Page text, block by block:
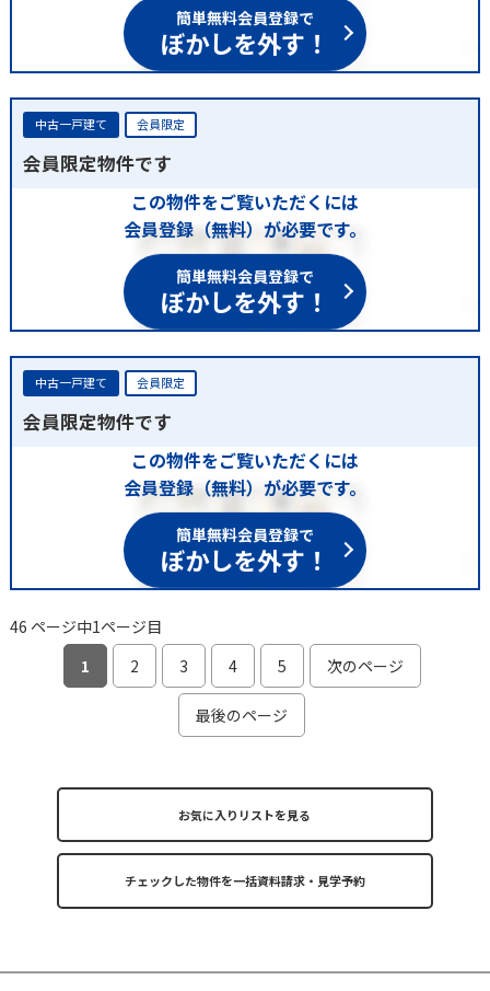
簡単無料会員登録で
ぼかしを外す！
中古一戸建て 会員限定
会員限定物件です
この物件をご覧いただくには
会員登録（無料）が必要です。
簡単無料会員登録で
ぼかしを外す！
中古一戸建て 会員限定
会員限定物件です
この物件をご覧いただくには
会員登録（無料）が必要です。
簡単無料会員登録で
ぼかしを外す！
46 ページ中1ページ目
1
2 3 4 5 次のページ
最後のページ
お気に入りリストを見る